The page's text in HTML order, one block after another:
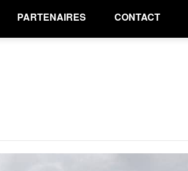
PARTENAIRES CONTACT